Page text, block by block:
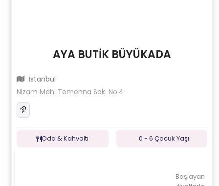
AYA BUTİK BÜYÜKADA
İstanbul
Nizam Mah. Temenna Sok. No:4
Oda & Kahvaltı 0 - 6 Çocuk Yaşı
Başlayan